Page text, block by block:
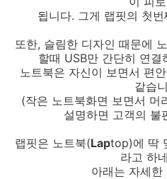
됩니다. 그게 랩핏의 첫
또한, 슬림한 디자인 때문에
할때 USB만 간단히 연
노트북은 자신이 보면서 편
같습
(작은 노트북화면 보면서 머
설명하면 고객의 불
랩핏은 노트북(Laptop)에 딱
라고 하
아래는 자세한